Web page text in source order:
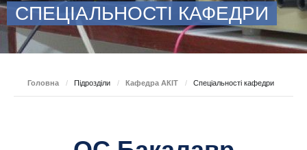
СПЕЦІАЛЬНОСТІ КАФЕДРИ
Головна / Підрозділи / Кафедра АКІТ / Спеціальності кафедри